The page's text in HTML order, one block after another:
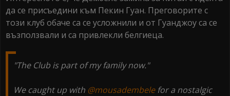
да се присъедини към Пекин Гуан. Преговорите с
този клуб обаче са се усложнили и от Гуанджоу са се
възползвали и са привлекли белгиеца.
"The Club is part of my family now."
We caught up with @mousadembelefor a nostalgic